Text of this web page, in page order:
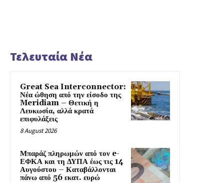
Τελευταία Νέα
Great Sea Interconnector:
Νέα ώθηση από την είσοδο της
Meridiam – Θετική η
Λευκωσία, αλλά κρατά
επιφυλάξεις
8 August 2026
Μπαράζ πληρωμών από τον e-
ΕΦΚΑ και τη ΔΥΠΑ έως τις 14
Αυγούστου – Καταβάλλονται
πάνω από 56 εκατ. ευρώ